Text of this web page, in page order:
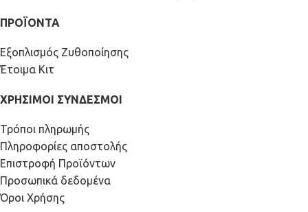
ΠΡΟΪΟΝΤΑ
Εξοπλισμός Ζυθοποίησης
Έτοιμα Κιτ
ΧΡΗΣΙΜΟΙ ΣΥΝΔΕΣΜΟΙ
Τρόποι πληρωμής
Πληροφορίες αποστολής
Επιστροφή Προϊόντων
Προσωπικά δεδομένα
Όροι Χρήσης